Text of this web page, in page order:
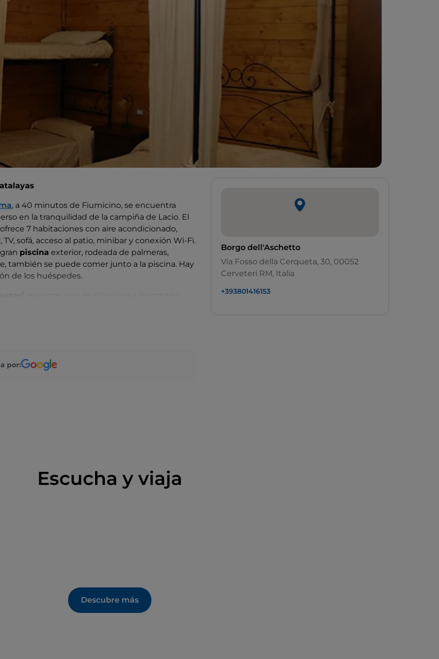
, a 40 minutos de Fiumicino, se encuentra
en la tranquilidad de la campiña de Lacio. El
7 habitaciones con aire acondicionado,
sofá, acceso al patio, minibar y conexión Wi-Fi.
piscina exterior, rodeada de palmeras,
también se puede comer junto a la piscina. Hay
de los huéspedes.
por:
Borgo dell'Aschetto
Via Fosso della Cerqueta, 30, 00052
Cerveteri RM, Italia
+393801416153
Escucha y viaja
Descubre más